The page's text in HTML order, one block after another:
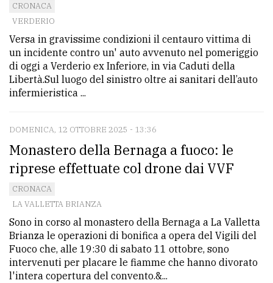
CRONACA
VERDERIO
Versa in gravissime condizioni il centauro vittima di
un incidente contro un' auto avvenuto nel pomeriggio
di oggi a Verderio ex Inferiore, in via Caduti della
Libertà.Sul luogo del sinistro oltre ai sanitari dell’auto
infermieristica ...
DOMENICA, 12 OTTOBRE 2025 - 13:36
Monastero della Bernaga a fuoco: le
riprese effettuate col drone dai VVF
CRONACA
LA VALLETTA BRIANZA
Sono in corso al monastero della Bernaga a La Valletta
Brianza le operazioni di bonifica a opera del Vigili del
Fuoco che, alle 19:30 di sabato 11 ottobre, sono
intervenuti per placare le fiamme che hanno divorato
l'intera copertura del convento.&...